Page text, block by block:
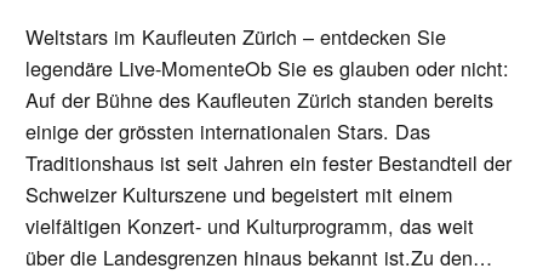
Weltstars im Kaufleuten Zürich – entdecken Sie
legendäre Live-MomenteOb Sie es glauben oder nicht:
Auf der Bühne des Kaufleuten Zürich standen bereits
einige der grössten internationalen Stars. Das
Traditionshaus ist seit Jahren ein fester Bestandteil der
Schweizer Kulturszene und begeistert mit einem
vielfältigen Konzert- und Kulturprogramm, das weit
über die Landesgrenzen hinaus bekannt ist.Zu den…